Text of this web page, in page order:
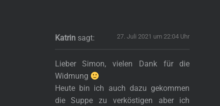
Katrin sagt: 27. Juli 2021 um 22:04 Uhr
Lieber Simon, vielen Dank für die
Widmung
Heute bin ich auch dazu gekommen
die Suppe zu verköstigen aber ich